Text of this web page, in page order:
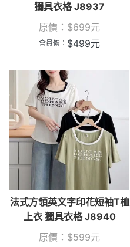
獨具衣格 J8937
原價： $699元
會員價： $499元
法式方領英文字印花短袖T桖
上衣 獨具衣格 J8940
原價： $599元